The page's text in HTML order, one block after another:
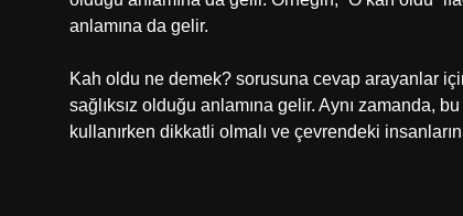
anlamına da gelir.
Kah oldu ne demek? sorusuna cevap arayanlar
sağlıksız olduğu anlamına gelir. Aynı zamanda,
kullanırken dikkatli olmalı ve çevrendeki insanların